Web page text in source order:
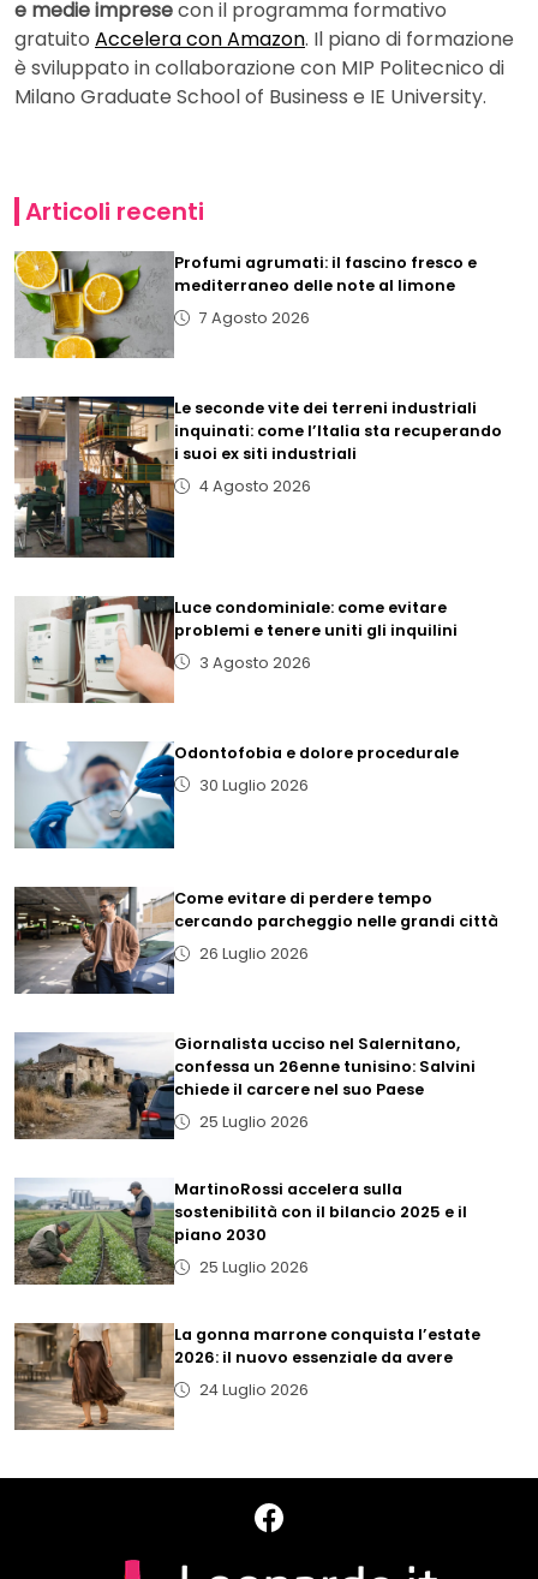
e medie impresecon il programma formativo
gratuito Accelera con Amazon. Il piano di formazione
è sviluppato in collaborazione con MIP Politecnico di
Milano Graduate School of Business e IE University.
Articoli recenti
Profumi agrumati: il fascino fresco e
mediterraneo delle note al limone
7 Agosto 2026
Le seconde vite dei terreni industriali
inquinati: come l’Italia sta recuperando
i suoi ex siti industriali
4 Agosto 2026
Luce condominiale: come evitare
problemi e tenere uniti gli inquilini
3 Agosto 2026
Odontofobia e dolore procedurale
30 Luglio 2026
Come evitare di perdere tempo
cercando parcheggio nelle grandi città
26 Luglio 2026
Giornalista ucciso nel Salernitano,
confessa un 26enne tunisino: Salvini
chiede il carcere nel suo Paese
25 Luglio 2026
MartinoRossi accelera sulla
sostenibilità con il bilancio 2025 e il
piano 2030
25 Luglio 2026
La gonna marrone conquista l’estate
2026: il nuovo essenziale da avere
24 Luglio 2026